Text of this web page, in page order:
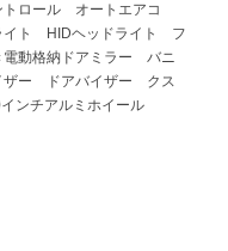
ロール オートエアコ
イト HIDヘッドライト フ
動格納ドアミラー バニ
ザー ドアバイザー クス
ンチアルミホイール